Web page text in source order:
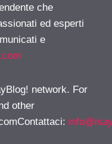
che
ed esperti
e
network. For
other
: